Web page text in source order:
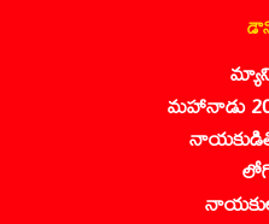
మహానాడు